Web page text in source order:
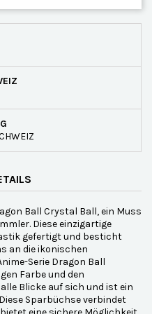
Ball Crystal Ball, ein Muss
Diese einzigartige
gefertigt und besticht
an die ikonischen
Serie Dragon Ball
Farbe und den
Blicke auf sich und ist ein
Sparbüchse verbindet